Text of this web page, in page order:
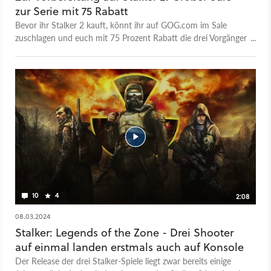
zur Serie mit 75 Rabatt
Bevor ihr Stalker 2 kauft, könnt ihr auf GOG.com im Sale
zuschlagen und euch mit 75 Prozent Rabatt die drei Vorgänger
10 4
2:08
08.03.2024
Stalker: Legends of the Zone - Drei Shooter
auf einmal landen erstmals auch auf Konsole
Der Release der drei Stalker-Spiele liegt zwar bereits einige